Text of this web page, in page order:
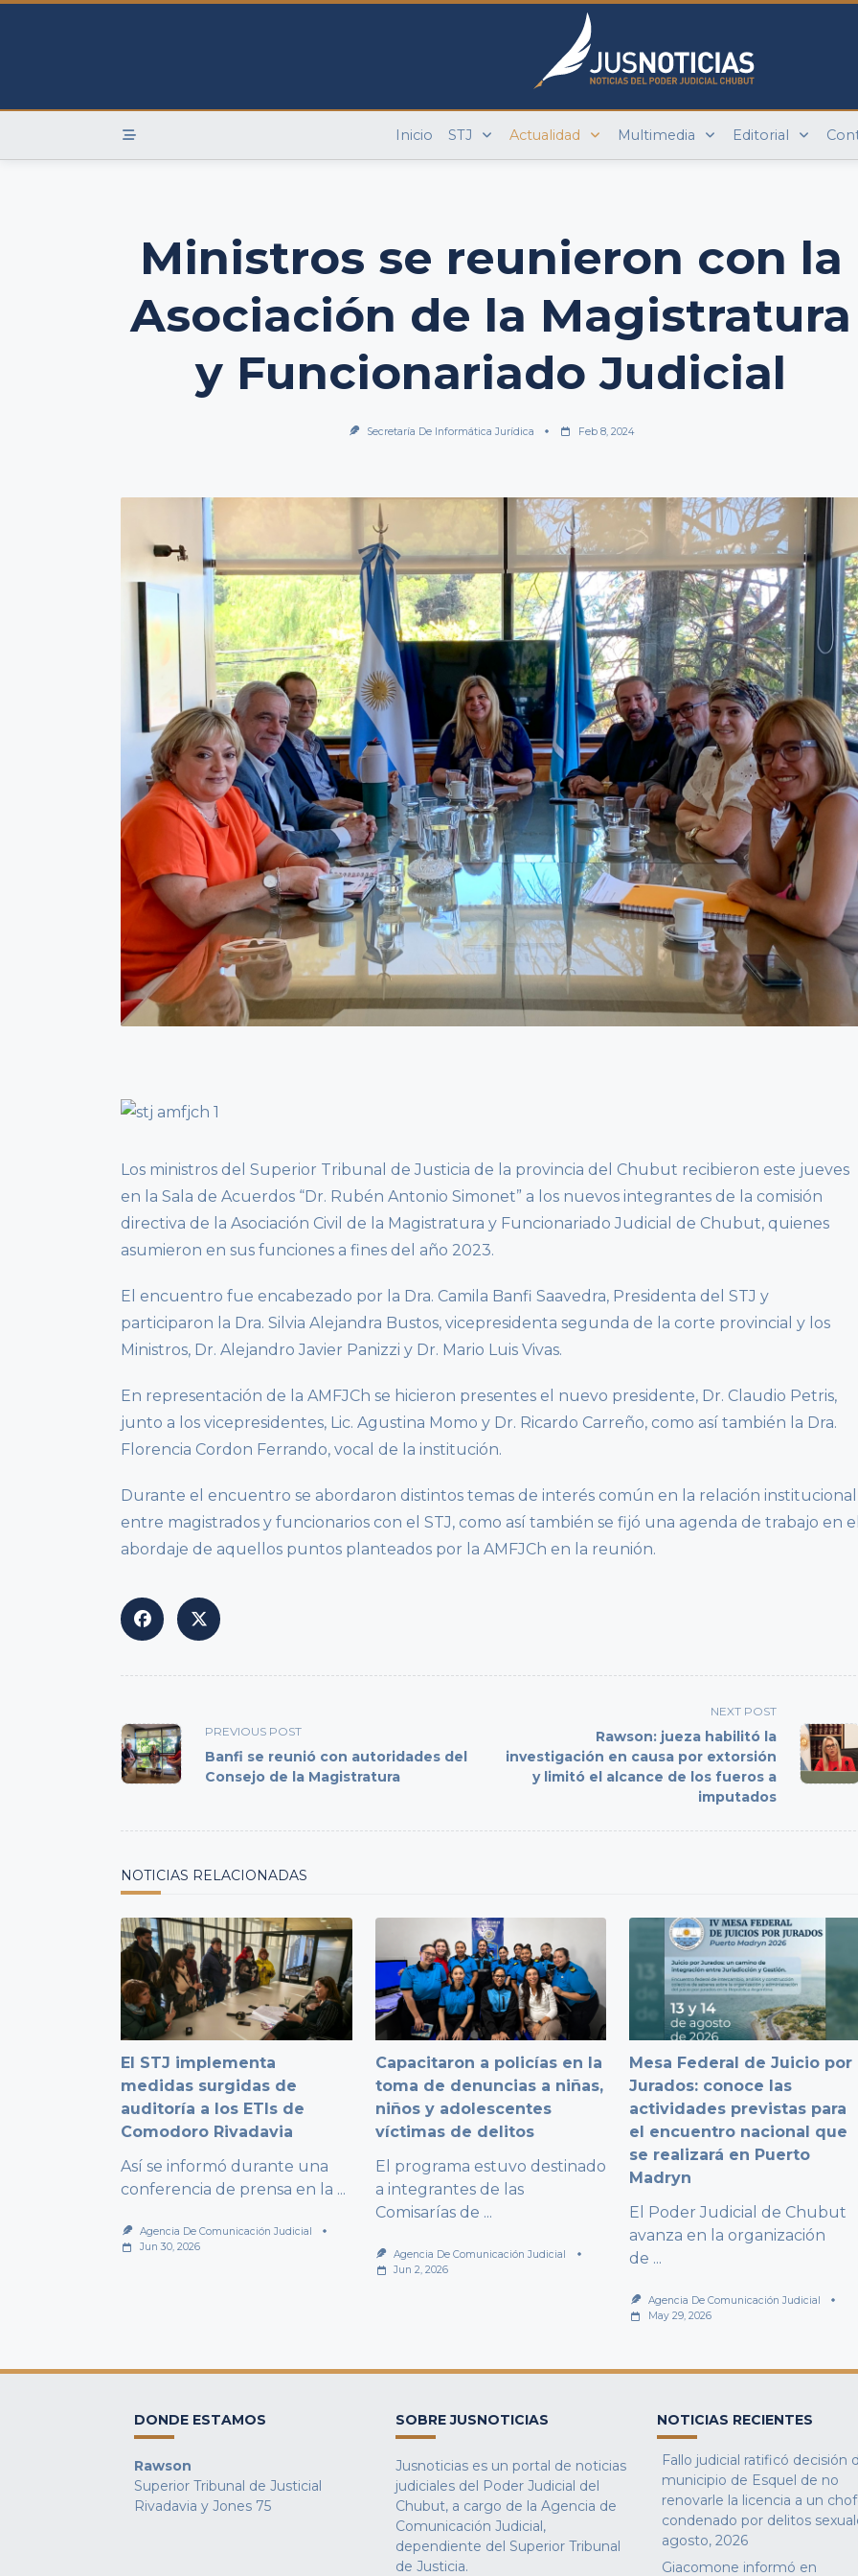
Skip
Inicio STJ Actualidad Multimedia Editorial
Ministros se reunieron con la
Asociación de la Magistratura
y Funcionariado Judicial
Secretaría De Informática Jurídica Feb 8, 2024
Los ministros del Superior Tribunal de Justicia de la provincia del Chubut recibieron este jueves
en la Sala de Acuerdos “Dr. Rubén Antonio Simonet” a los nuevos integrantes de la comisión
directiva de la Asociación Civil de la Magistratura y Funcionariado Judicial de Chubut, quienes
asumieron en sus funciones a fines del año 2023.
El encuentro fue encabezado por la Dra. Camila Banfi Saavedra, Presidenta del STJ y
participaron la Dra. Silvia Alejandra Bustos, vicepresidenta segunda de la corte provincial y los
Ministros, Dr. Alejandro Javier Panizzi y Dr. Mario Luis Vivas.
En representación de la AMFJCh se hicieron presentes el nuevo presidente, Dr. Claudio Petris,
junto a los vicepresidentes, Lic. Agustina Momo y Dr. Ricardo Carreño, como así también la Dra.
Florencia Cordon Ferrando, vocal de la institución.
Durante el encuentro se abordaron distintos temas de interés común en la relación institucional
entre magistrados y funcionarios con el STJ, como así también se fijó una agenda de trabajo en
abordaje de aquellos puntos planteados por la AMFJCh en la reunión.
class="nav-
subtitle
screen-
PREVIOUS POST
Banfi se reunió con autoridades del
Consejo de la Magistratura
NEXT POST
Rawson: jueza habilitó la
investigación en causa por extorsión
y limitó el alcance de los fueros a
imputados
NOTICIAS RELACIONADAS
El STJ implementa
medidas surgidas de
auditoría a los ETIs de
Comodoro Rivadavia
Así se informó durante una
conferencia de prensa en la ...
Agencia De Comunicación Judicial
Jun 30, 2026
Capacitaron a policías en la
toma de denuncias a niñas,
niños y adolescentes
víctimas de delitos
El programa estuvo destinado
a integrantes de las
Comisarías de ...
Agencia De Comunicación Judicial
Jun 2, 2026
Mesa Federal de Juicio por
Jurados: conoce las
actividades previstas para
el encuentro nacional que
se realizará en Puerto
Madryn
El Poder Judicial de Chubut
avanza en la organización
de ...
Agencia De Comunicación Judicial
May 29, 2026
DONDE ESTAMOS
Rawson
Superior Tribunal de Justicial
Rivadavia y Jones 75
SOBRE JUSNOTICIAS
Jusnoticias es un portal de noticias
judiciales del Poder Judicial del
Chubut, a cargo de la Agencia de
Comunicación Judicial,
dependiente del Superior Tribunal
de Justicia.
NOTICIAS RECIENTES
Fallo judicial ratificó decisión
municipio de Esquel de no
renovarle la licencia a un
condenado por delitos
agosto, 2026
Giacomone informó en